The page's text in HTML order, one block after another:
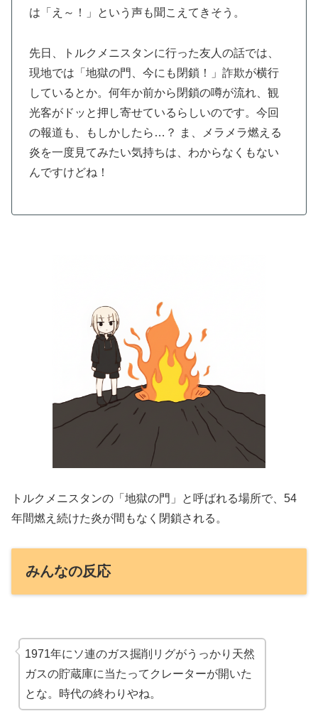
は「え～！」という声も聞こえてきそう。
先日、トルクメニスタンに行った友人の話では、
現地では「地獄の門、今にも閉鎖！」詐欺が横行
しているとか。何年か前から閉鎖の噂が流れ、観
光客がドッと押し寄せているらしいのです。今回
の報道も、もしかしたら…？ ま、メラメラ燃える
炎を一度見てみたい気持ちは、わからなくもない
んですけどね！
トルクメニスタンの「地獄の門」と呼ばれる場所で、54
年間燃え続けた炎が間もなく閉鎖される。
みんなの反応
1971年にソ連のガス掘削リグがうっかり天然
ガスの貯蔵庫に当たってクレーターが開いた
とな。時代の終わりやね。